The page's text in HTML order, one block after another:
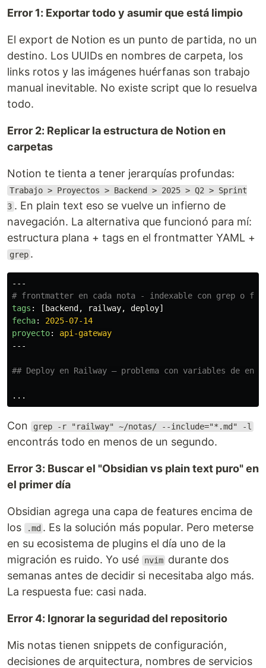
Error 1: Exportar todo y asumir que está limpio
El export de Notion es un punto de partida, no un
destino. Los UUIDs en nombres de carpeta, los
links rotos y las imágenes huérfanas son trabajo
manual inevitable. No existe script que lo resuelva
todo.
Error 2: Replicar la estructura de Notion en
carpetas
Notion te tienta a tener jerarquías profundas:
Trabajo > Proyectos > Backend > 2025 > Q2 > Sprint
3 . En plain text eso se vuelve un infierno de
navegación. La alternativa que funcionó para mí:
estructura plana + tags en el frontmatter YAML +
grep .
---
# frontmatter en cada nota - indexable con grep o fzf
tags : [ backend , railway, deploy]
fecha:
2025-07-14
proyecto:
api-gateway
---
## Deploy en Railway — problema con variables de
Con grep -r "railway" ~/notas/ --include="*.md" -l
encontrás todo en menos de un segundo.
Error 3: Buscar el "Obsidian vs plain text puro" en
el primer día
Obsidian agrega una capa de features encima de
los
.md . Es la solución más popular. Pero meterse
en su ecosistema de plugins el día uno de la
migración es ruido. Yo usé
nvim durante dos
semanas antes de decidir si necesitaba algo más.
La respuesta fue: casi nada.
Error 4: Ignorar la seguridad del repositorio
Mis notas tienen snippets de configuración,
decisiones de arquitectura, nombres de servicios